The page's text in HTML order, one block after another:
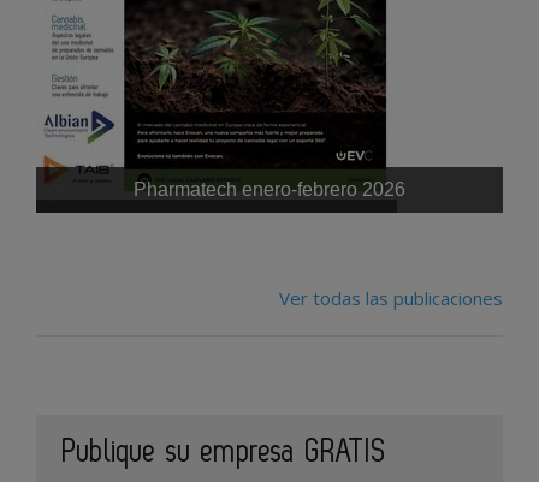
Pharmatech enero-febrero 2026
Ver todas las publicaciones
Publique su empresa GRATIS